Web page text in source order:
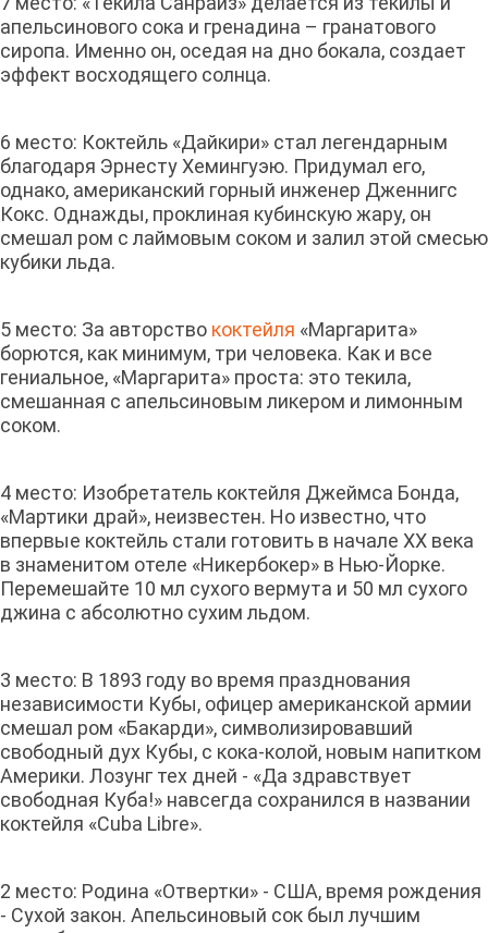
апельсинового сока и гренадина – гранатового
сиропа. Именно он, оседая на дно бокала, создает
эффект восходящего солнца.
6 место: Коктейль «Дайкири» стал легендарным
благодаря Эрнесту Хемингуэю. Придумал его,
однако, американский горный инженер Дженнигс
Кокс. Однажды, проклиная кубинскую жару, он
смешал ром с лаймовым соком и залил этой смесью
кубики льда.
5 место: За авторство коктейля «Маргарита»
борются, как минимум, три человека. Как и все
гениальное, «Маргарита» проста: это текила,
смешанная с апельсиновым ликером и лимонным
соком.
4 место: Изобретатель коктейля Джеймса Бонда,
«Мартики драй», неизвестен. Но известно, что
впервые коктейль стали готовить в начале XX века
в знаменитом отеле «Никербокер» в Нью-Йорке.
Перемешайте 10 мл сухого вермута и 50 мл сухого
джина с абсолютно сухим льдом.
3 место: В 1893 году во время празднования
независимости Кубы, офицер американской армии
смешал ром «Бакарди», символизировавший
свободный дух Кубы, с кока-колой, новым напитком
Америки. Лозунг тех дней - «Да здравствует
свободная Куба!» навсегда сохранился в названии
коктейля «Cuba Libre».
2 место: Родина «Отвертки» - США, время рождения
- Сухой закон. Апельсиновый сок был лучшим